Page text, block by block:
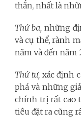
thắn, nhất là
Thứ ba, những
và cụ thể, rành
năm và đến năm
Thứ tư, xác định
phá và những
chính trị rất cao
tiêu đặt ra cũng